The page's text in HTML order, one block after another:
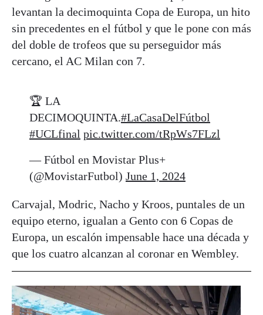
levantan la decimoquinta Copa de Europa, un hito
sin precedentes en el fútbol y que le pone con más
del doble de trofeos que su perseguidor más
cercano, el AC Milan con 7.
🏆 LA
DECIMOQUINTA.#LaCasaDelFútbol
#UCLfinal pic.twitter.com/tRpWs7FLzl
— Fútbol en Movistar Plus+
(@MovistarFutbol) June 1, 2024
Carvajal, Modric, Nacho y Kroos, puntales de un
equipo eterno, igualan a Gento con 6 Copas de
Europa, un escalón impensable hace una década y
que los cuatro alcanzan al coronar en Wembley.